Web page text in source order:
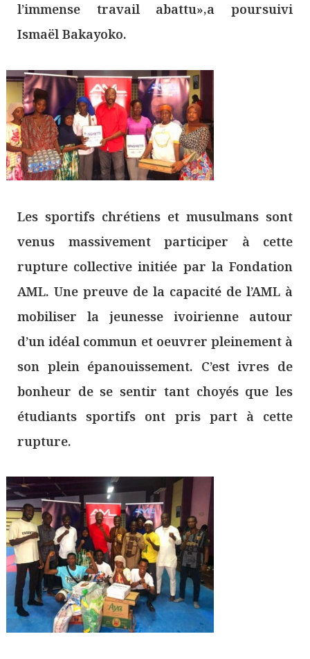
l’immense travail abattu»,a poursuivi
Ismaël Bakayoko.
Les sportifs chrétiens et musulmans sont
venus massivement participer à cette
rupture collective initiée par la Fondation
AML. Une preuve de la capacité de l’AML à
mobiliser la jeunesse ivoirienne autour
d’un idéal commun et oeuvrer pleinement à
son plein épanouissement. C’est ivres de
bonheur de se sentir tant choyés que les
étudiants sportifs ont pris part à cette
rupture.